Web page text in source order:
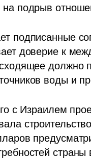
на подрыв
подписанные
доверие к
должно
воды и
с Израилем